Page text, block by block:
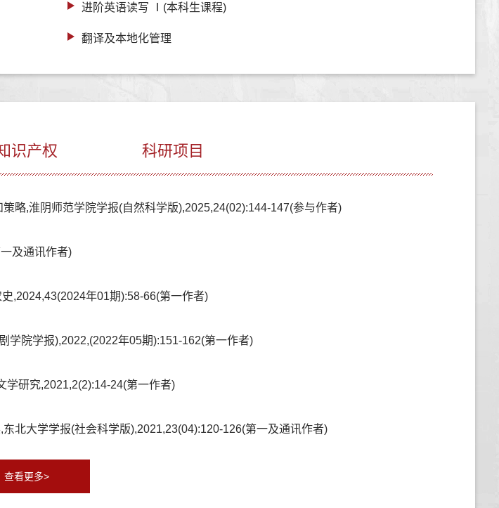
进阶英语读写 Ⅰ(本科生课程)
翻译及本地化管理
识产权 科研项目
略,淮阴师范学院学报(自然科学版),2025,24(02):144-147(参与作者)
及通讯作者)
,2024,43(2024年01期):58-66(第一作者)
学院学报),2022,(2022年05期):151-162(第一作者)
学研究,2021,2(2):14-24(第一作者)
北大学学报(社会科学版),2021,23(04):120-126(第一及通讯作者)
查看更多>